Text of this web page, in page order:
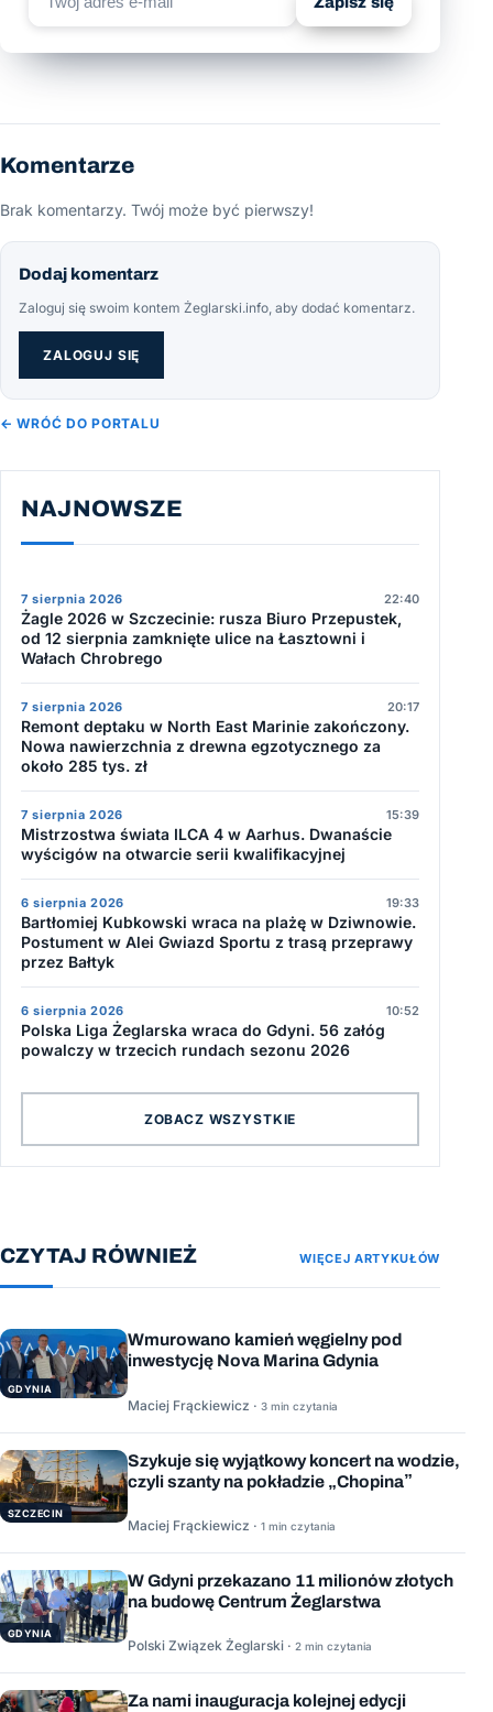
Komentarze
Brak komentarzy. Twój może być pierwszy!
Dodaj komentarz
Zaloguj się swoim kontem Żeglarski.info, aby dodać komentarz.
ZALOGUJ SIĘ
← WRÓĆ DO PORTALU
NAJNOWSZE
7 sierpnia 2026 22:40
Żagle 2026 w Szczecinie: rusza Biuro Przepustek,
od 12 sierpnia zamknięte ulice na Łasztowni i
Wałach Chrobrego
7 sierpnia 2026 20:17
Remont deptaku w North East Marinie zakończony.
Nowa nawierzchnia z drewna egzotycznego za
około 285 tys. zł
7 sierpnia 2026 15:39
Mistrzostwa świata ILCA 4 w Aarhus. Dwanaście
wyścigów na otwarcie serii kwalifikacyjnej
6 sierpnia 2026 19:33
Bartłomiej Kubkowski wraca na plażę w Dziwnowie.
Postument w Alei Gwiazd Sportu z trasą przeprawy
przez Bałtyk
6 sierpnia 2026 10:52
Polska Liga Żeglarska wraca do Gdyni. 56 załóg
powalczy w trzecich rundach sezonu 2026
ZOBACZ WSZYSTKIE
CZYTAJ RÓWNIEŻ WIĘCEJ ARTYKUŁÓW
GDYNIA
Wmurowano kamień węgielny pod
inwestycję Nova Marina Gdynia
Maciej Frąckiewicz · 3 min czytania
SZCZECIN
Szykuje się wyjątkowy koncert na wodzie,
czyli szanty na pokładzie „Chopina”
Maciej Frąckiewicz · 1 min czytania
GDYNIA
W Gdyni przekazano 11 milionów złotych
na budowę Centrum Żeglarstwa
Polski Związek Żeglarski · 2 min czytania
Za nami inauguracja kolejnej edycji